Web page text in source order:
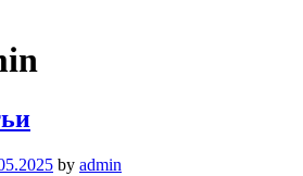
by admin